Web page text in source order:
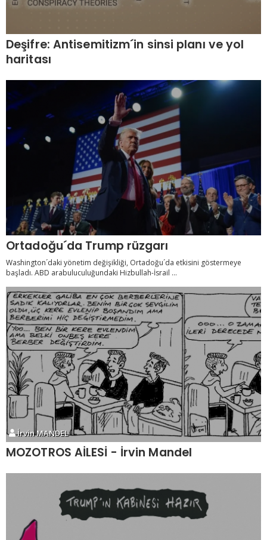
Deşifre: Antisemitizm´in sinsi planı ve yol
haritası
Ortadoğu´da Trump rüzgarı
Washington´daki yönetim değişikliği, Ortadoğu´da etkisini göstermeye
başladı. ABD arabuluculuğundaki Hizbullah-İsrail ...
İrvin MANDEL
MOZOTROS AİLESİ - İrvin Mandel